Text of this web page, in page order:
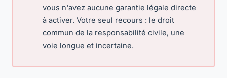
vous n'avez aucune garantie légale directe
à activer. Votre seul recours : le droit
commun de la responsabilité civile, une
voie longue et incertaine.